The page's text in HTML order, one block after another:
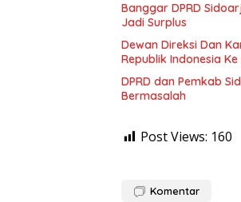
Banggar DPRD
Jadi Surplus
Dewan Direksi Dan
Republik Indonesia Ke
DPRD dan Pemkab
Bermasalah
Post Views: 160
Komentar